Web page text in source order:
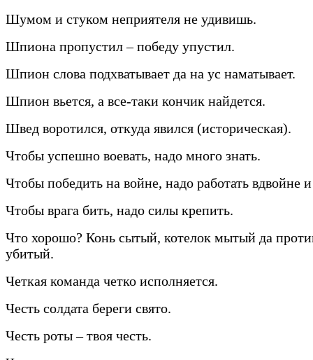
Шумом и стуком неприятеля не удивишь.
Шпиона пропустил – победу упустил.
Шпион слова подхватывает да на ус наматывает.
Шпион вьется, а все-таки кончик найдется.
Швед воротился, откуда явился (историческая).
Чтобы успешно воевать, надо много знать.
Чтобы победить на войне, надо работать вдвойне
Чтобы врага бить, надо силы крепить.
Что хорошо? Конь сытый, котелок мытый да
убитый.
Четкая команда четко исполняется.
Честь солдата береги свято.
Честь роты – твоя честь.